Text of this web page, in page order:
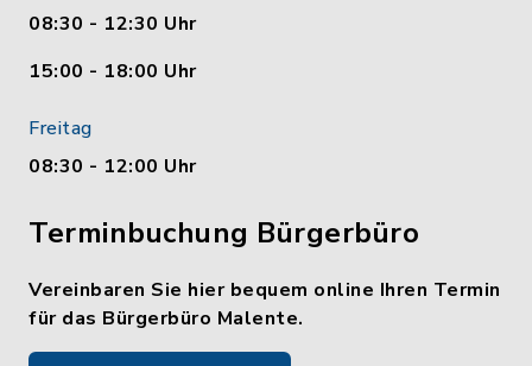
08:30 - 12:30 Uhr
15:00 - 18:00 Uhr
Freitag
08:30 - 12:00 Uhr
Terminbuchung Bürgerbüro
Vereinbaren Sie hier bequem online Ihren Termin
für das Bürgerbüro Malente.